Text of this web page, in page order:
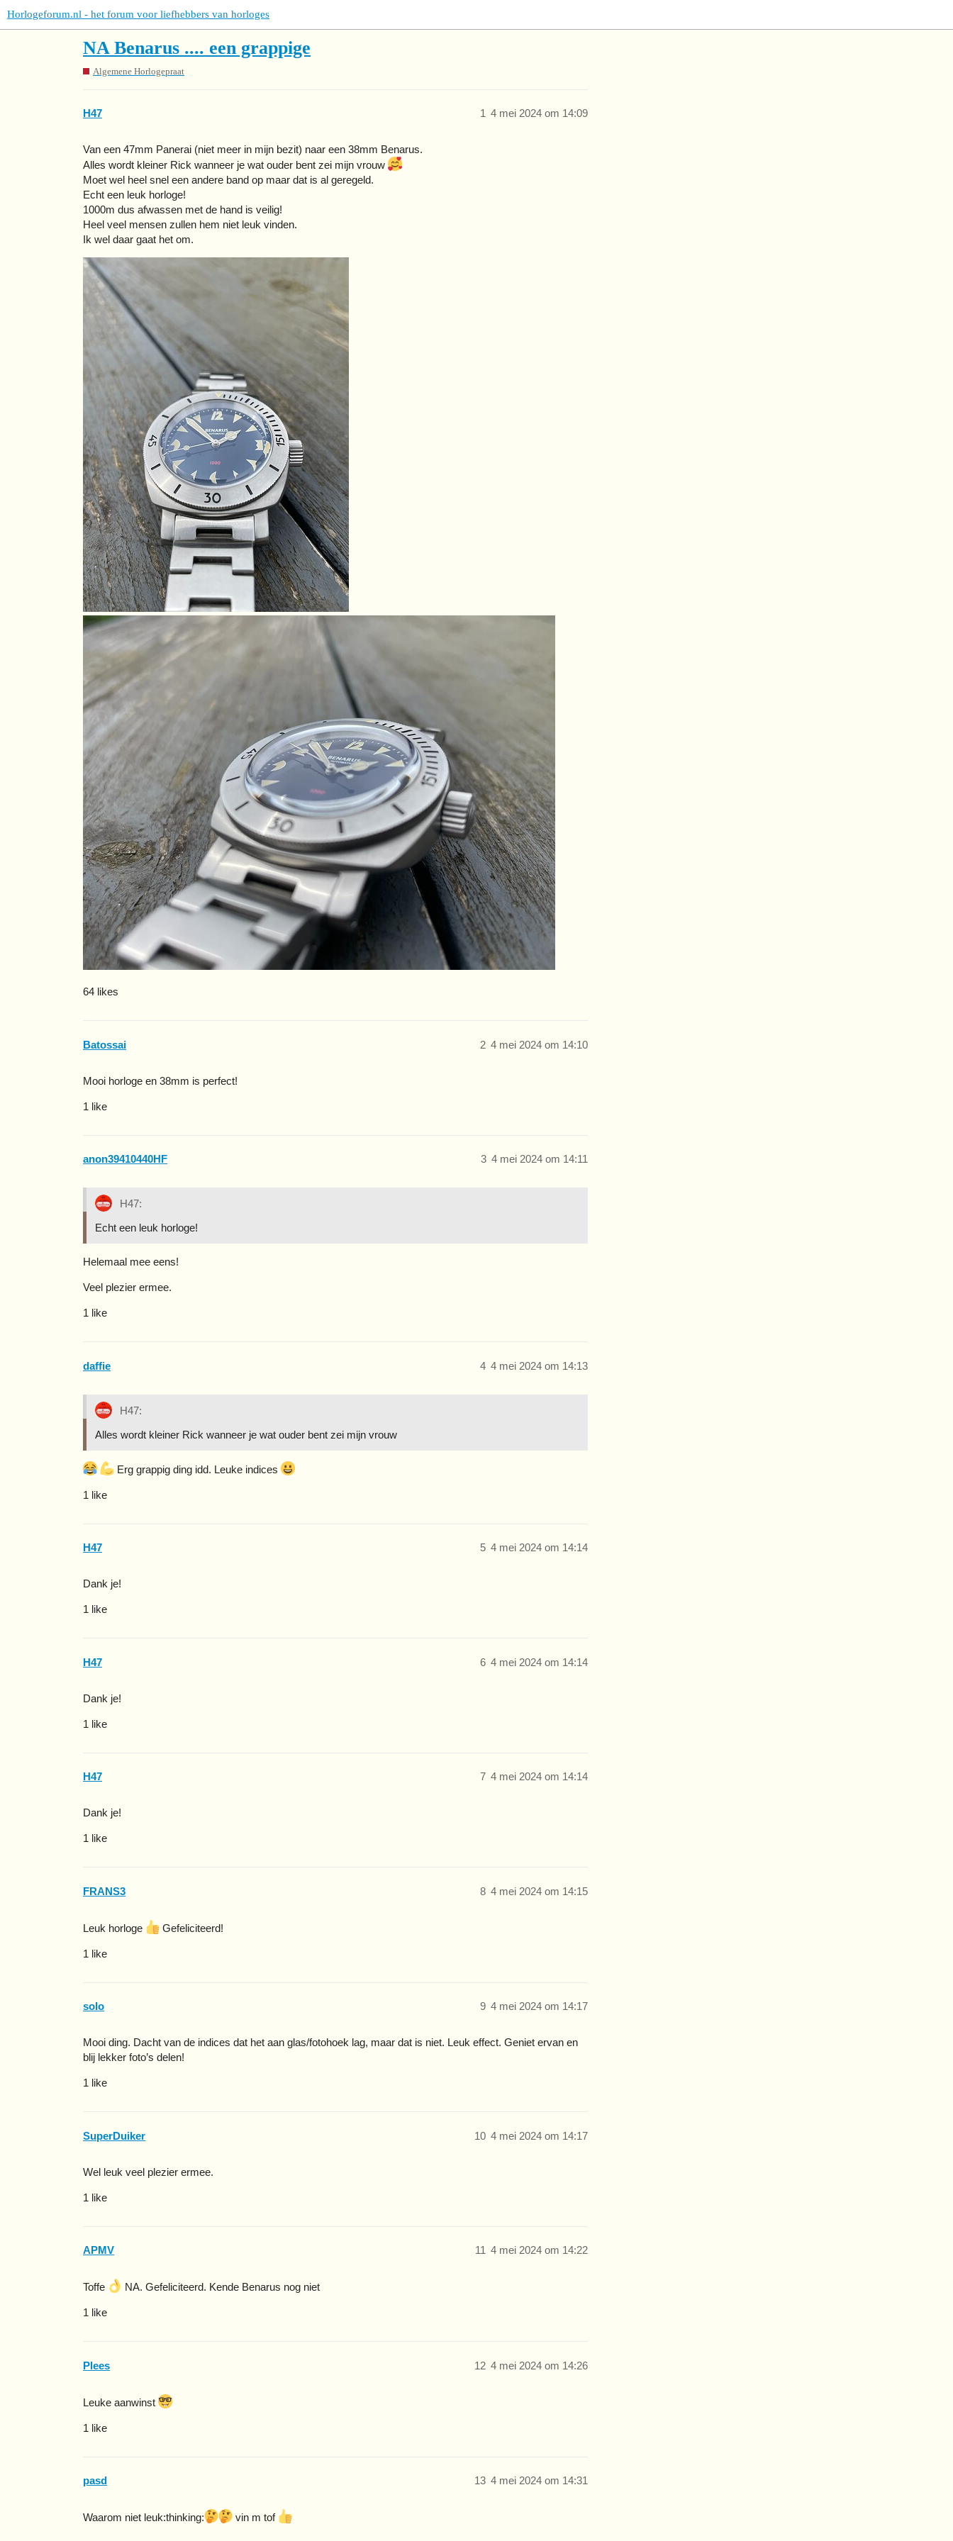
Horlogeforum.nl - het forum voor liefhebbers van horloges
NA Benarus .... een grappige
Algemene Horlogepraat
H47 4 mei 2024 om 14:09
1
Van een 47mm Panerai (niet meer in mijn bezit) naar een 38mm Benarus.
Alles wordt kleiner Rick wanneer je wat ouder bent zei mijn vrouw
Moet wel heel snel een andere band op maar dat is al geregeld.
Echt een leuk horloge!
1000m dus afwassen met de hand is veilig!
Heel veel mensen zullen hem niet leuk vinden.
Ik wel daar gaat het om.
64 likes
Batossai 4 mei 2024 om 14:10
2
Mooi horloge en 38mm is perfect!
1 like
anon39410440HF 4 mei 2024 om 14:11
3
H47:
Echt een leuk horloge!
Helemaal mee eens!
Veel plezier ermee.
1 like
daffie 4 mei 2024 om 14:13
4
H47:
Alles wordt kleiner Rick wanneer je wat ouder bent zei mijn vrouw
Erg grappig ding idd. Leuke indices
1 like
H47 4 mei 2024 om 14:14
5
Dank je!
1 like
H47 4 mei 2024 om 14:14
6
Dank je!
1 like
H47 4 mei 2024 om 14:14
7
Dank je!
1 like
FRANS3 4 mei 2024 om 14:15
8
Leuk horloge Gefeliciteerd!
1 like
solo 4 mei 2024 om 14:17
9
Mooi ding. Dacht van de indices dat het aan glas/fotohoek lag, maar dat is niet. Leuk effect. Geniet ervan en
blij lekker foto’s delen!
1 like
SuperDuiker 4 mei 2024 om 14:17
10
Wel leuk veel plezier ermee.
1 like
APMV 4 mei 2024 om 14:22
11
Toffe NA. Gefeliciteerd. Kende Benarus nog niet
1 like
Plees 4 mei 2024 om 14:26
12
Leuke aanwinst
1 like
pasd 4 mei 2024 om 14:31
13
Waarom niet leuk​:thinking: vin m tof